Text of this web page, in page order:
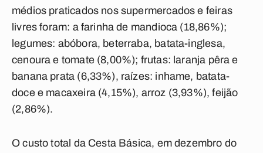
médios praticados nos supermercados e feiras
livres foram: a farinha de mandioca (18,86%);
legumes: abóbora, beterraba, batata-inglesa,
cenoura e tomate (8,00%); frutas: laranja pêra e
banana prata (6,33%), raízes: inhame, batata-
doce e macaxeira (4,15%), arroz (3,93%), feijão
(2,86%).
O custo total da Cesta Básica, em dezembro do